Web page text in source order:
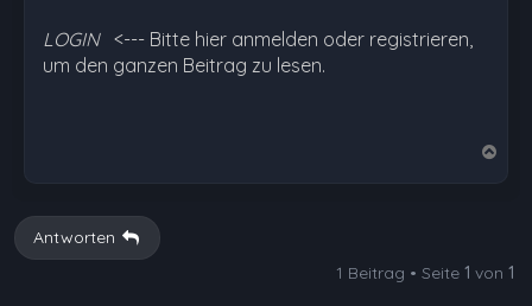
LOGIN <--- Bitte hier anmelden oder registrieren,
um den ganzen Beitrag zu lesen.
b
Antworten
1 Beitrag • Seite 1 von 1